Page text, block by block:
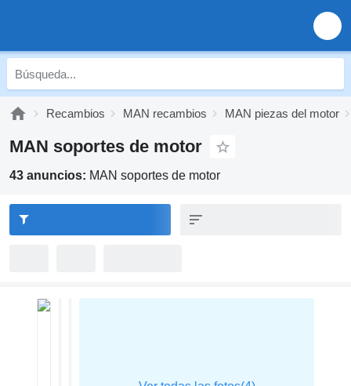
Recambios MAN recambios MAN piezas del motor
MAN soportes de motor
43 anuncios: MAN soportes de motor